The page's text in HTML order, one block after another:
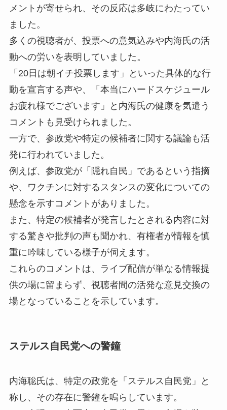
メントが寄せられ、その反応は多岐にわたってい
ました。
多くの視聴者が、投票への意気込みや内海氏の活
動への労いを表明していました。
「20日は朝イチ投票します」といった具体的な行
動を宣言する声や、「本当にハードスケジュール
お疲れ様でございます」と内海氏の健康を気遣う
コメントも見受けられました。
一方で、参政党や特定の候補者に関する議論も活
発に行われていました。
例えば、参政党が「隠れ自民」であるという指摘
や、ワクチンに対するスタンスの変化についての
懸念を示すコメントがありました。
また、特定の候補者が発言したとされる内容に対
する驚きや批判の声も聞かれ、有権者が情報を慎
重に吟味している様子が伺えます。
これらのコメントは、ライブ配信が単なる情報提
供の場に留まらず、視聴者間の活発な意見交換の
場となっていることを示しています。
ステルス自民党への警鐘
内海聡氏は、特定の政党を「ステルス自民党」と
称し、その存在に警鐘を鳴らしています。